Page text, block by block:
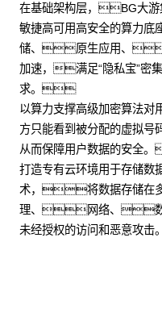
在基础架构层，BG大游
敏捷高可用高安全的算力
储、原生应用、
加速，满足“隐私宝”密
求。
以算力支撑高级加密算法
方只能看到被分配的虚
从而保障用户数据的安全
打造专有云环境用于存储
术，将数据存储在
理、网络、数
未经授权的访问和恶意攻